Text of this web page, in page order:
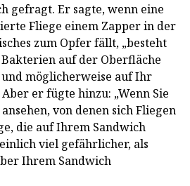
gefragt. Er sagte, wenn eine
Fliege einem Zapper in der
zum Opfer fällt, „besteht
auf der Oberfläche
möglicherweise auf Ihr
er fügte hinzu: „Wenn Sie
von denen sich Fliegen
die auf Ihrem Sandwich
viel gefährlicher, als
Ihrem Sandwich